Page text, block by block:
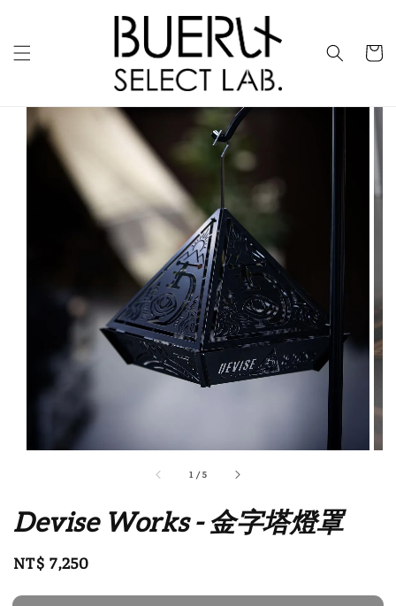
1 /5
Devise Works - 金字塔燈罩
Regular
NT$ 7,250